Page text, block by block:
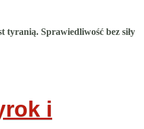
tyranią. Sprawiedliwość bez siły
i